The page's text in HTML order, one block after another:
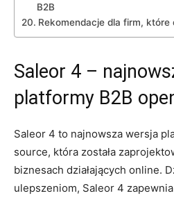
B2B
Rekomendacje dla firm,
Saleor 4 –
platformy B2B
Saleor 4 to najnowsza wersja
source, która została
⁤biznesach⁢ działających online.
⁢ulepszeniom, Saleor 4